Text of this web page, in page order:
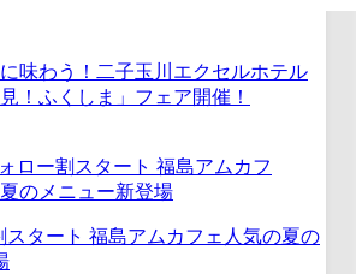
味わう！二子玉川エクセルホテル
！ふくしま」フェア開催！
スタート 福島アムカフェ人気の夏の